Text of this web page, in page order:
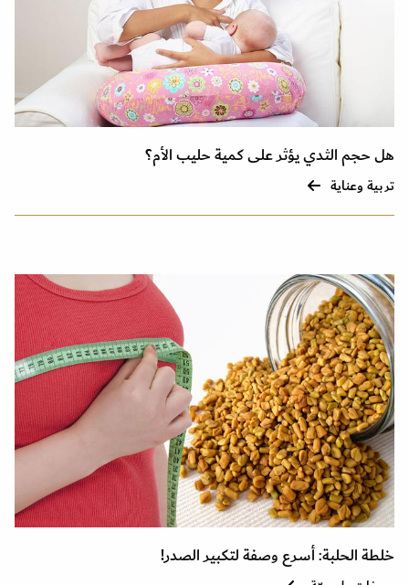
هل حجم الثدي يؤثر على كمية حليب الأم؟
تربية وعناية
خلطة الحلبة: أسرع وصفة لتكبير الصدر!